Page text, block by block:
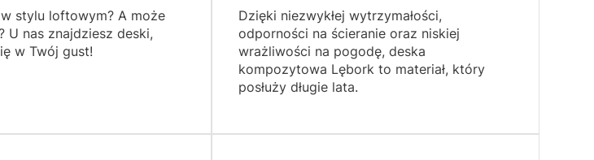
stylu loftowym? A może
U nas znajdziesz deski,
w Twój gust!
Dzięki niezwykłej wytrzymałości,
odporności na ścieranie oraz niskiej
wrażliwości na pogodę, deska
kompozytowa Lębork to materiał, który
posłuży długie lata.